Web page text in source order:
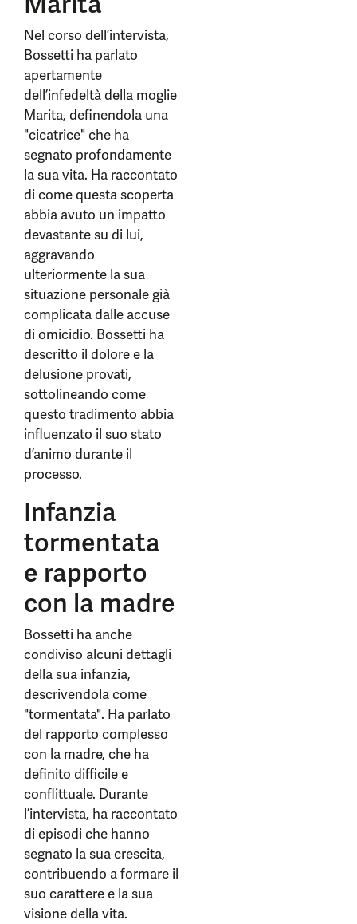
Nel corso dell’intervista,
Bossetti ha parlato
apertamente
dell’infedeltà della moglie
Marita, definendola una
"cicatrice" che ha
segnato profondamente
la sua vita. Ha raccontato
di come questa scoperta
abbia avuto un impatto
devastante su di lui,
aggravando
ulteriormente la sua
situazione personale già
complicata dalle accuse
di omicidio. Bossetti ha
descritto il dolore e la
delusione provati,
sottolineando come
questo tradimento abbia
influenzato il suo stato
d’animo durante il
processo.
Infanzia
tormentata
e rapporto
con la madre
Bossetti ha anche
condiviso alcuni dettagli
della sua infanzia,
descrivendola come
"tormentata". Ha parlato
del rapporto complesso
con la madre, che ha
definito difficile e
conflittuale. Durante
l’intervista, ha raccontato
di episodi che hanno
segnato la sua crescita,
contribuendo a formare il
suo carattere e la sua
visione della vita.